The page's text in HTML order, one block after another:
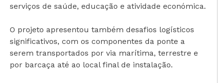
serviços de saúde, educação e atividade económica.
O projeto apresentou também desafios logísticos
significativos, com os componentes da ponte a
serem transportados por via marítima, terrestre e
por barcaça até ao local final de instalação.